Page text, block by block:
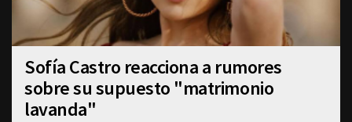
Sofía Castro reacciona a rumores
sobre su supuesto "matrimonio
lavanda"